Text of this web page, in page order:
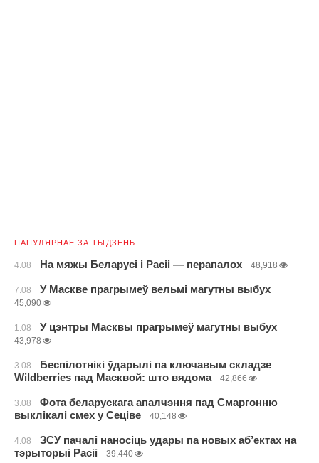
ПАПУЛЯРНАЕ ЗА ТЫДЗЕНЬ
4.08 На мяжы Беларусі і Расіі — перапалох 48,918
7.08 У Маскве прагрымеў вельмі магутны выбух
45,090
1.08 У цэнтры Масквы прагрымеў магутны выбух
43,978
3.08
Беспілотнікі ўдарылі па ключавым складзе
Wildberries пад Масквой: што вядома
42,866
3.08
Фота беларускага апалчэння пад Смаргонню
выклікалі смех у Сеціве
40,148
4.08
ЗСУ пачалі наносіць удары па новых аб’ектах на
тэрыторыі Расіі
39,440